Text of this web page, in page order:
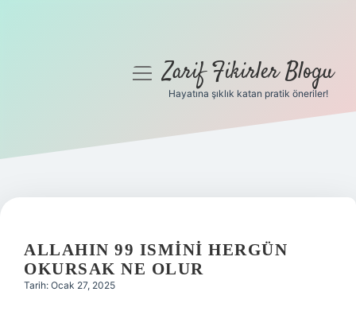
Gizlilik Politikası
Yasal Uyarı
menüyüZarif Fikirler Blogu
Hayatına şıklık katan pratik öneriler!
ALLAHIN 99 ISMINI HERGÜN
OKURSAK NE OLUR
Tarih: Ocak 27, 2025